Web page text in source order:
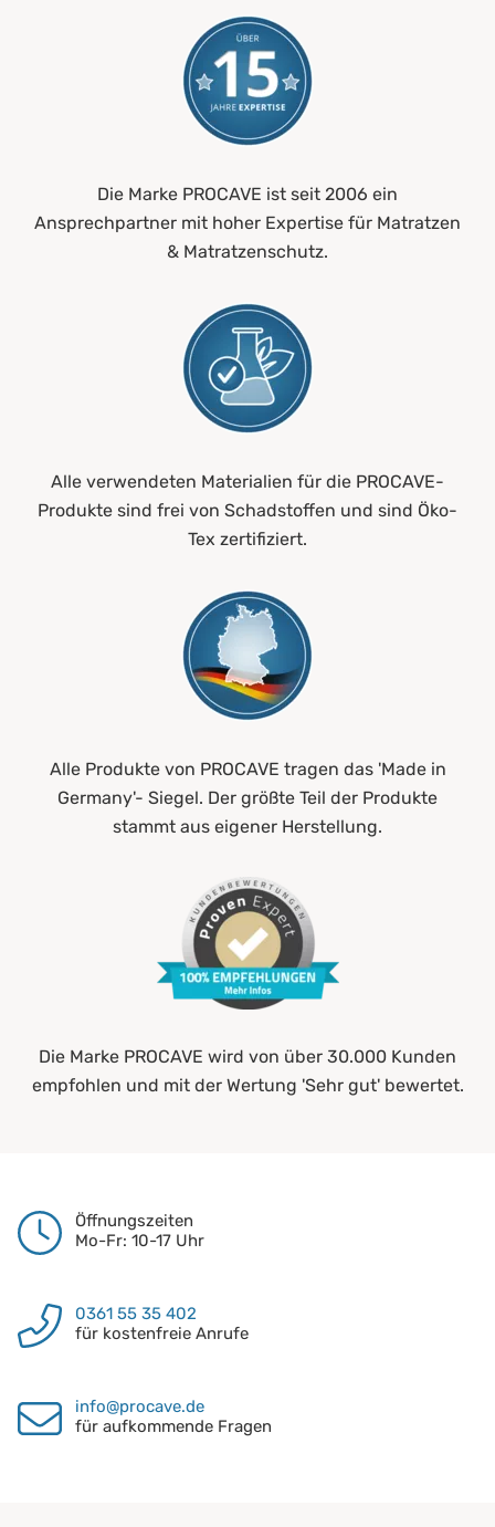
Die Marke PROCAVE ist seit 2006 ein
Ansprechpartner mit hoher Expertise für Matratzen
& Matratzenschutz.
Alle verwendeten Materialien für die PROCAVE-
Produkte sind frei von Schadstoffen und sind Öko-
Tex zertifiziert.
Alle Produkte von PROCAVE tragen das 'Made in
Germany'- Siegel. Der größte Teil der Produkte
stammt aus eigener Herstellung.
Die Marke PROCAVE wird von über 30.000 Kunden
empfohlen und mit der Wertung 'Sehr gut' bewertet.
Öffnungszeiten
Mo-Fr: 10-17 Uhr
0361 55 35 402
für kostenfreie Anrufe
info@procave.de
für aufkommende Fragen